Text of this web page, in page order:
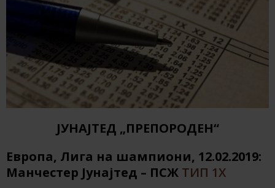
ЈУНАЈТЕД „ПРЕПОРОДЕН“
Европа, Лига на шампиони, 12.02.2019:
Манчестер Јунајтед – ПСЖ ТИП 1Х